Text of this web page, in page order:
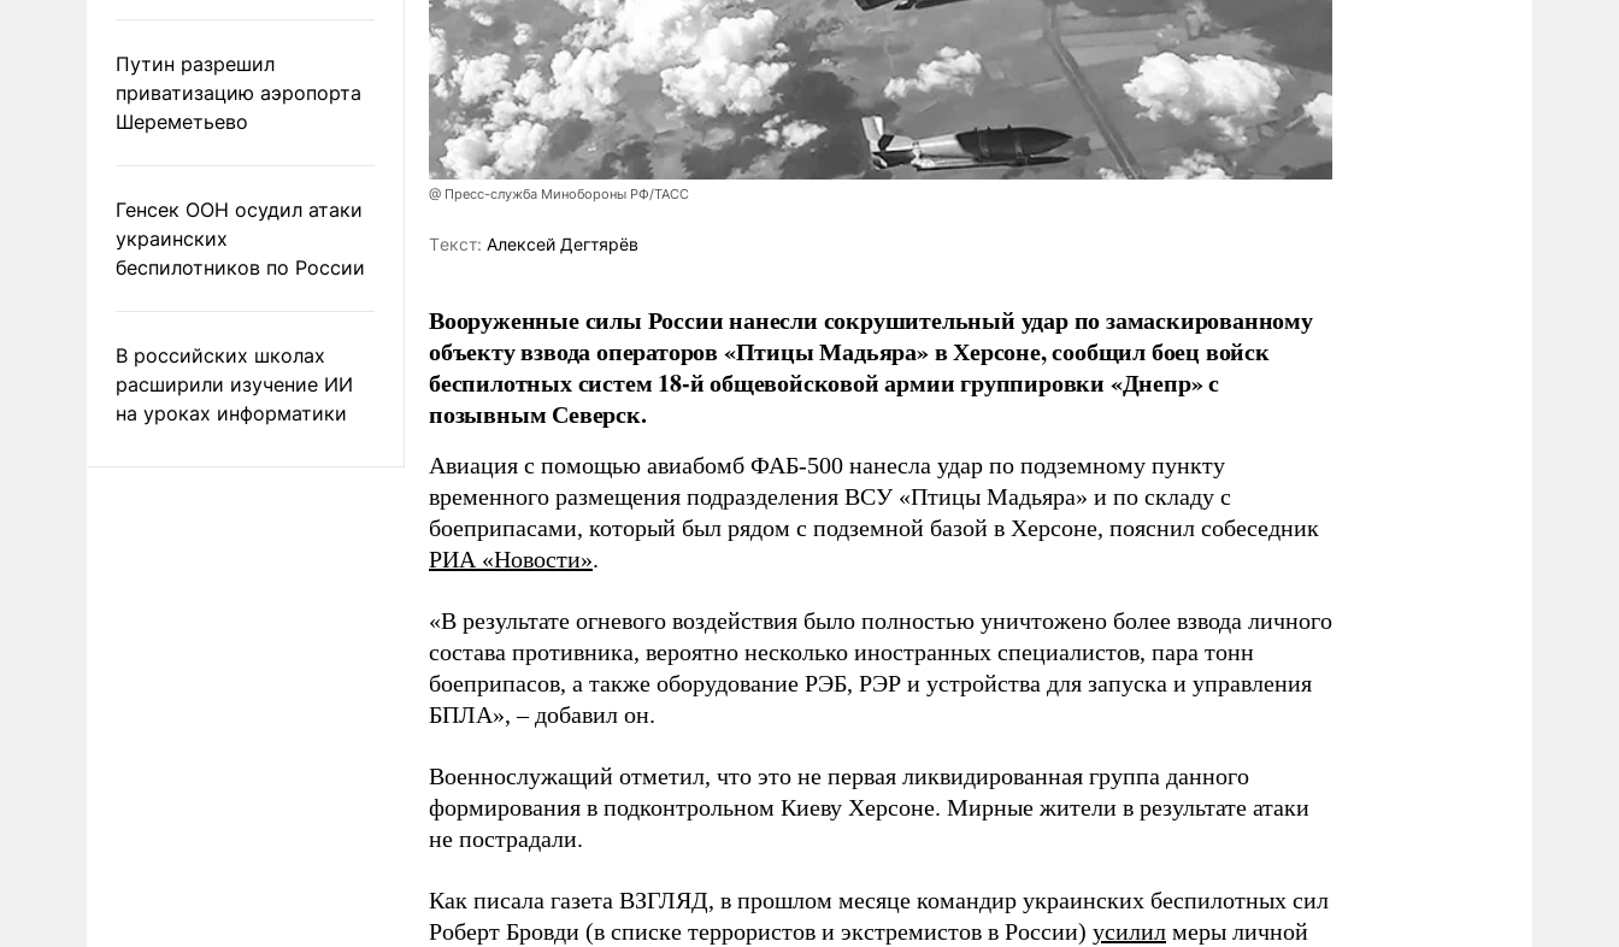
Путин разрешил
приватизацию аэропорта
Шереметьево
Генсек ООН осудил атаки
украинских
беспилотников по России
В российских школах
расширили изучение ИИ
на уроках информатики
@ Пресс-служба Минобороны РФ/ТАСС
Tекст: Алексей Дегтярёв
Вооруженные силы России нанесли сокрушительный удар по замаскированному
объекту взвода операторов «Птицы Мадьяра» в Херсоне, сообщил боец войск
беспилотных систем 18-й общевойсковой армии группировки «Днепр» с
позывным Северск.
Авиация с помощью авиабомб ФАБ-500 нанесла удар по подземному пункту
временного размещения подразделения ВСУ «Птицы Мадьяра» и по складу с
боеприпасами, который был рядом с подземной базой в Херсоне, пояснил собеседник
РИА «Новости».
«В результате огневого воздействия было полностью уничтожено более взвода личного
состава противника, вероятно несколько иностранных специалистов, пара тонн
боеприпасов, а также оборудование РЭБ, РЭР и устройства для запуска и управления
БПЛА», – добавил он.
Военнослужащий отметил, что это не первая ликвидированная группа данного
формирования в подконтрольном Киеву Херсоне. Мирные жители в результате атаки
не пострадали.
Как писала газета ВЗГЛЯД, в прошлом месяце командир украинских беспилотных сил
Роберт Бровди (в списке террористов и экстремистов в России) усилил меры личной